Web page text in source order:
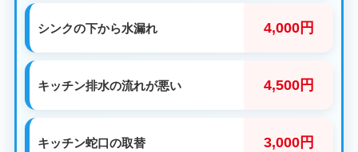
シンクの下から水漏れ 4,000円
キッチン排水の流れが悪い 4,500円
キッチン蛇口の取替 3,000円